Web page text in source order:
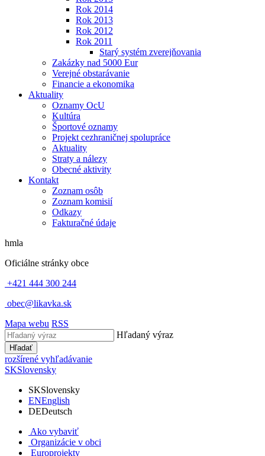
Rok 2014
Rok 2013
Rok 2012
Rok 2011
Starý systém zverejňovania
Zakázky nad 5000 Eur
Verejné obstarávanie
Financie a ekonomika
Aktuality
Oznamy OcU
Kultúra
Športové oznamy
Projekt cezhraničnej spolupráce
Aktuality
Straty a nálezy
Obecné aktivity
Kontakt
Zoznam osôb
Zoznam komisií
Odkazy
Fakturačné údaje
hmla
Oficiálne stránky obce
+421 444 300 244
obec@likavka.sk
Mapa webu RSS
Hľadaný výraz
Hľadať
rozšírené vyhľadávanie
SKSlovensky
SKSlovensky
ENEnglish
DEDeutsch
Ako vybaviť
Organizácie v obci
Europrojekty